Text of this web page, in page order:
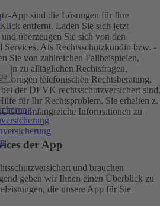
App sind die Lösungen für Ihre
entfernt. Laden Sie sich jetzt
überzeugen Sie sich von den
Als Rechtsschutzkundin bzw. -
Sie von zahlreichen Fallbeispielen,
zu alltäglichen Rechtsfragen,
telefonischen Rechtsberatung.
bei der DEVK rechtsschutzversichert sind,
für Ihr Rechtsproblem. Sie erhalten z.
umfangreiche Informationen zu
der App
und brauchen
geben wir Ihnen einen Überblick zu
die unsere App für Sie